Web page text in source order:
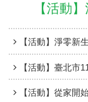
【活動
【活動】淨零新
【活動】臺北市
【活動】從家開始節